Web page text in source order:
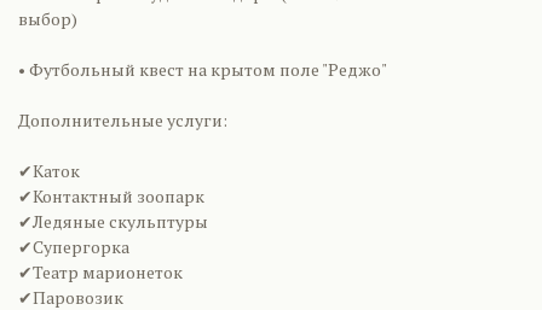
выбор)
• Футбольный квест на крытом поле "Реджо"
Дополнительные услуги:
✔Каток
✔Контактный зоопарк
✔Ледяные скульптуры
✔Супергорка
✔Театр марионеток
✔Паровозик